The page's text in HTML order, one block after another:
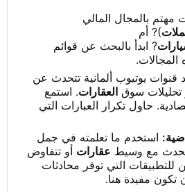
مهتم بالمجال المالي
)? أم
? ابدأ بالبحث عن قوائم
المجالات.
قنوات يوتيوب ألمانية تتحدث عن
تحليلات سوق العقارات. استمع
حاول تكرار العبارات التي
استخدم ما تعلمته في جمل
مع وسيط عقارات أو تتفاوض
للتطبيقات التي توفر محادثات
تكون مفيدة هنا.